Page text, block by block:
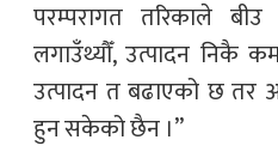
परम्परागत तरिकाले
लगाउँथ्यौँ, उत्पादन निकै
उत्पादन त बढाएको छ तर
हुन सकेको छैन ।”